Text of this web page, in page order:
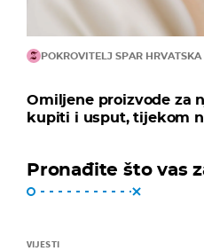
POKROVITELJ SPAR HRVATSKA
Omiljene proizvode za
kupiti i usput, tijekom
Pronađite što vas
VIJESTI